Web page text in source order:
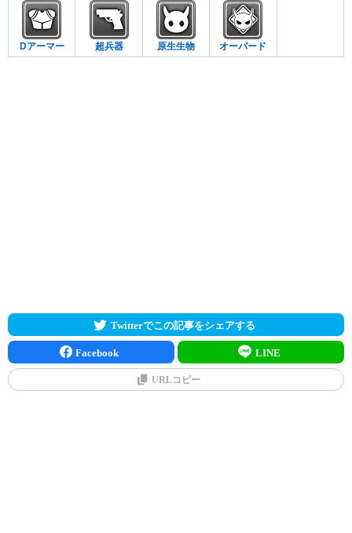
Dアーマー 超兵器 原生生物 オーバード
Twitterでこの記事をシェアする
Facebook LINE
URLコピー